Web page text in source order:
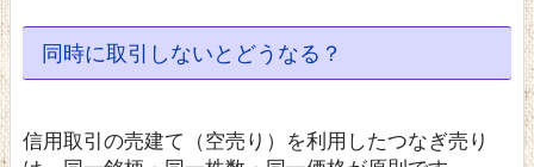
同時に取引しないとどうなる？
信用取引の売建て（空売り）を利用したつなぎ売り